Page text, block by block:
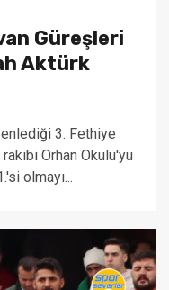
Güreşleri
Aktürk
3. Fethiye
Orhan Okulu'yu
olmayı...